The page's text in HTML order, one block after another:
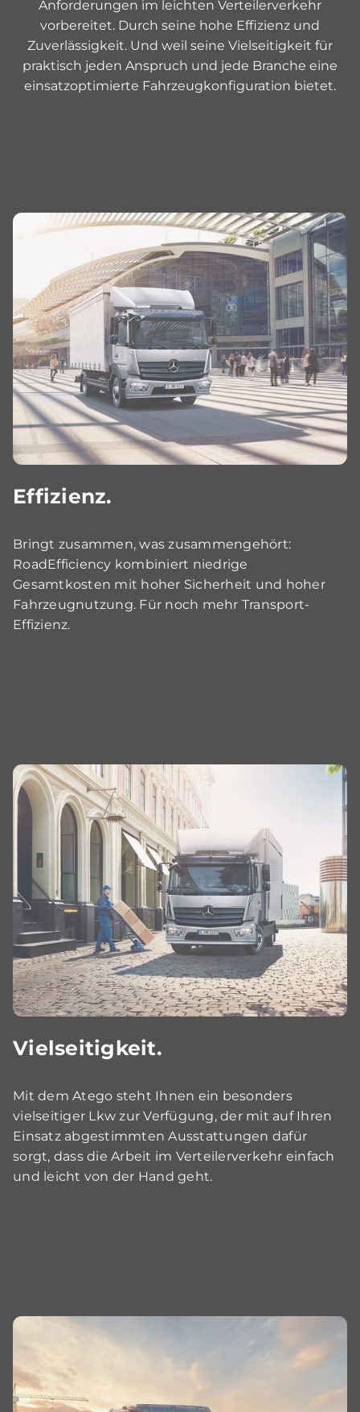
Anforderungen im leichten Verteilerverkehr
vorbereitet. Durch seine hohe Effizienz und
Zuverlässigkeit. Und weil seine Vielseitigkeit für
praktisch jeden Anspruch und jede Branche eine
einsatzoptimierte Fahrzeugkonfiguration bietet.
Effizienz.
Bringt zusammen, was zusammengehört:
RoadEfficiency kombiniert niedrige
Gesamtkosten mit hoher Sicherheit und hoher
Fahrzeugnutzung. Für noch mehr Transport-
Effizienz.
Vielseitigkeit.
Mit dem Atego steht Ihnen ein besonders
vielseitiger Lkw zur Verfügung, der mit auf Ihren
Einsatz abgestimmten Ausstattungen dafür
sorgt, dass die Arbeit im Verteilerverkehr einfach
und leicht von der Hand geht.